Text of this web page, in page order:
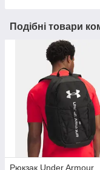
Подібні товари
Рюкзак Under Armour